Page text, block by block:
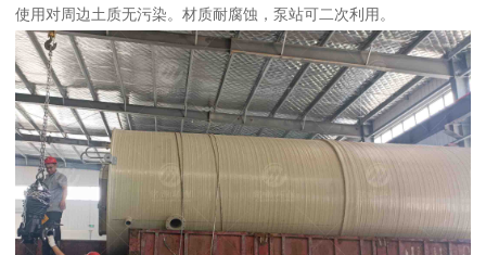
使用对周边土质无污染。材质耐腐蚀，泵站可二次利用。